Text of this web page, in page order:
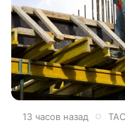
13 часов назад